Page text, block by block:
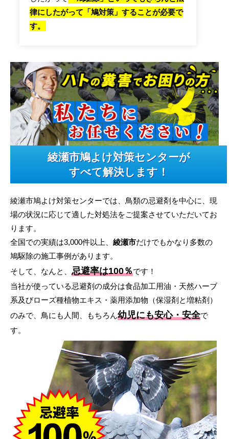
律にしたがって「鳩対策」することが必要で
す。
綾瀬市鳩よけ対策センターが
すべて解決します！
綾瀬市鳩よけ対策センターでは、鳥類の忌避剤を中心に、現
場の状況に応じて適した対処法をご提案させていただいてお
ります。
全国での実績は3,000件以上、 綾瀬市だけでもかなり多数の
鳩駆除の施工事例があります。
そして、なんと、 忌避率は100％です！
当社が使っている忌避剤の成分は食品加工用油・天然ハーブ
系及びローズ種植物エキス・薬用添加物（保湿剤と増粘剤）
のみで、鳥にも人間、もちろん幼児にも安心・安全で
す。